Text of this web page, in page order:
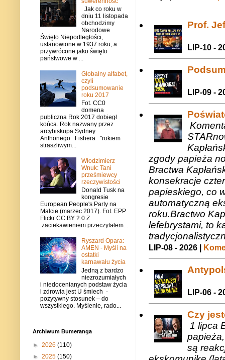
Prof.
LIP-10 -
LIP-09 -
zgody papieża
Bractwa
konsekracje
papieskiego, co
automatyczną
roku.Bractwo
lefebrystami, to
LIP-08 - 2026 |
LIP-06 -
Czy
1 lipca
są
Jak co roku w
dniu 11 listopada
obchodzimy
Narodowe
Święto Niepodległości,
ustanowione w 1937 roku, a
przywrócone jako święto
państwowe w ...
Globalny alfabet,
czyli
podsumowanie
roku 2017
Fot. CC0
domena
publiczna Rok 2017 dobiegł
końca. Rok nazwany przez
arcybiskupa Sydney
Anthonego Fishera "rokiem
straszliwym...
Włodzimierz
Wnuk: Tani
prześmiewcy
rzeczywistości
Donald Tusk na
kongresie
European People's Party na
Malcie (marzec 2017). Fot. EPP
Flickr CC BY 2.0 Z
zaciekawieniem przeczytałem...
Ryszard Opara:
AMEN - Myśli na
ostatki
karnawału życia
Jedną z bardzo
niezrozumiałych
i niedocenianych podstaw życia
i zdrowia jest U śmiech -
pozytywny stosunek – do
wszystkiego. Myślenie, rado...
Archiwum Bumeranga
► 2026 (110)
► 2025 (150)